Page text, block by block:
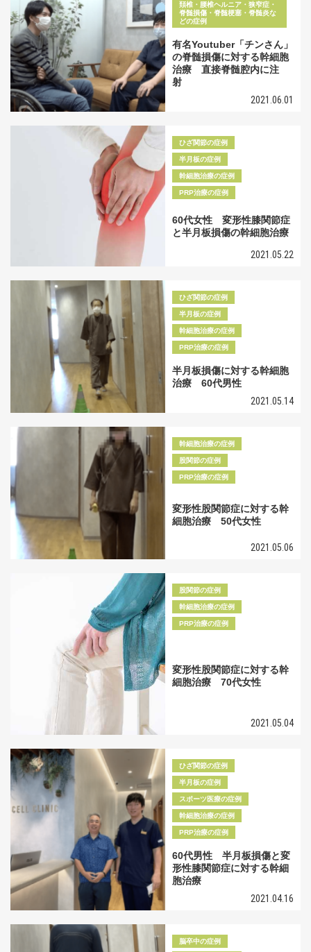
頚椎・腰椎ヘルニア・狭窄症・
脊髄損傷・脊髄梗塞・脊髄炎な
どの症例
有名Youtuber「チンさん」
の脊髄損傷に対する幹細胞
治療 直接脊髄腔内に注
射
2021.06.01
ひざ関節の症例
半月板の症例
幹細胞治療の症例
PRP治療の症例
60代女性 変形性膝関節症
と半月板損傷の幹細胞治療
2021.05.22
ひざ関節の症例
半月板の症例
幹細胞治療の症例
PRP治療の症例
半月板損傷に対する幹細胞
治療 60代男性
2021.05.14
幹細胞治療の症例
股関節の症例
PRP治療の症例
変形性股関節症に対する幹
細胞治療 50代女性
2021.05.06
股関節の症例
幹細胞治療の症例
PRP治療の症例
変形性股関節症に対する幹
細胞治療 70代女性
2021.05.04
ひざ関節の症例
半月板の症例
スポーツ医療の症例
幹細胞治療の症例
PRP治療の症例
60代男性 半月板損傷と変
形性膝関節症に対する幹細
胞治療
2021.04.16
脳卒中の症例